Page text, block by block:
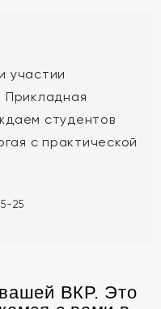
участии
Прикладная
студентов
с практической
25
ВКР. Это